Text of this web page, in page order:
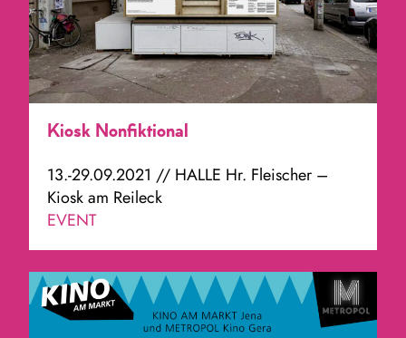
Kiosk Nonfiktional
13.-29.09.2021 // HALLE Hr. Fleischer –
Kiosk am Reileck
EVENT